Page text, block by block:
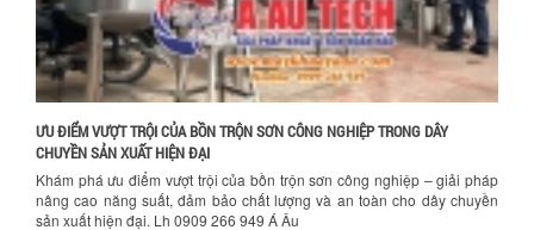
ƯU ĐIỂM VƯỢT TRỘI CỦA BỒN TRỘN SƠN CÔNG NGHIỆP TRONG DÂY
CHUYỀN SẢN XUẤT HIỆN ĐẠI
Khám phá ưu điểm vượt trội của bồn trộn sơn công nghiệp – giải pháp
nâng cao năng suất, đảm bảo chất lượng và an toàn cho dây chuyền
sản xuất hiện đại. Lh 0909 266 949 Á Âu
NHỮNG YẾU TỐ QUYẾT ĐỊNH KHI CHỌN
BỒN KHUẤY SƠN: VẬT LIỆU, DUNG TÍCH VÀ
CÔNG SUẤT KHUẤY
Khám phá các yếu tố quan trọng khi
chọn bồn khuấy sơn: Vật liệu, dung tích
và công suất khuấy. Giải pháp tối...
NGÀNH HÓA CHẤT: NHỮNG YẾU TỐ QUYẾT
ĐỊNH CHẤT LƯỢNG SẢN PHẨM CUỐI